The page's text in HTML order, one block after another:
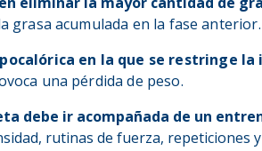
grasa acumulada en la fase anterior.
en la que se restringe la
una pérdida de peso.
debe ir acompañada de un
rutinas de fuerza, repeticiones